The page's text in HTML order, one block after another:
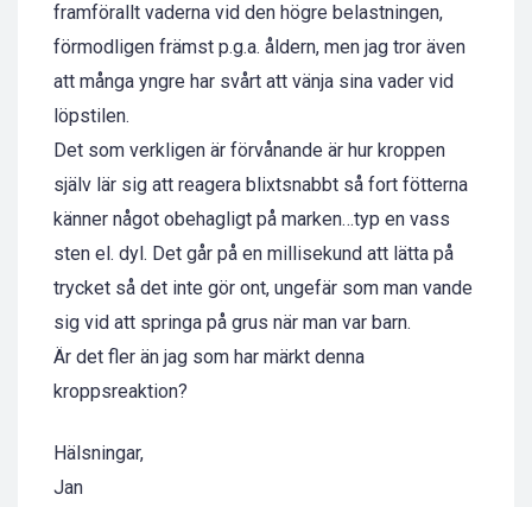
framförallt vaderna vid den högre belastningen,
förmodligen främst p.g.a. åldern, men jag tror även
att många yngre har svårt att vänja sina vader vid
löpstilen.
Det som verkligen är förvånande är hur kroppen
själv lär sig att reagera blixtsnabbt så fort fötterna
känner något obehagligt på marken…typ en vass
sten el. dyl. Det går på en millisekund att lätta på
trycket så det inte gör ont, ungefär som man vande
sig vid att springa på grus när man var barn.
Är det fler än jag som har märkt denna
kroppsreaktion?
Hälsningar,
Jan